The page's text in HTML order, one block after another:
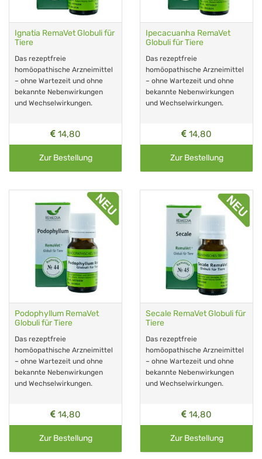
Ignatia RemaVet Globuli für
Tiere
Das rezeptfreie
homöopathische Arzneimittel
– ohne Wartezeit und ohne
bekannte Nebenwirkungen
und Wechselwirkungen.
14,80
Zur Bestellung
Ipecacuanha RemaVet
Globuli für Tiere
Das rezeptfreie
homöopathische Arzneimittel
– ohne Wartezeit und ohne
bekannte Nebenwirkungen
und Wechselwirkungen.
14,80
Zur Bestellung
Podophyllum RemaVet
Globuli für Tiere
Das rezeptfreie
homöopathische Arzneimittel
– ohne Wartezeit und ohne
bekannte Nebenwirkungen
und Wechselwirkungen.
14,80
Zur Bestellung
Secale RemaVet Globuli für
Tiere
Das rezeptfreie
homöopathische Arzneimittel
– ohne Wartezeit und ohne
bekannte Nebenwirkungen
und Wechselwirkungen.
14,80
Zur Bestellung